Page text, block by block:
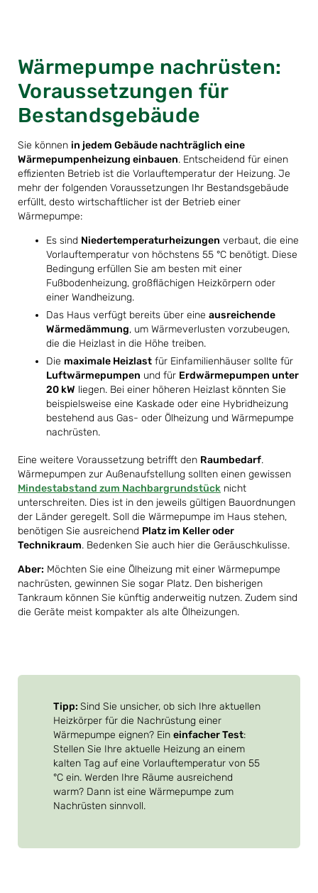
Wärmepumpe nachrüsten:
Voraussetzungen für
Bestandsgebäude
Sie können in jedem Gebäude nachträglich eine
Wärmepumpenheizung einbauen. Entscheidend für einen
effizienten Betrieb ist die Vorlauftemperatur der Heizung. Je
mehr der folgenden Voraussetzungen Ihr Bestandsgebäude
erfüllt, desto wirtschaftlicher ist der Betrieb einer
Wärmepumpe:
Es sind Niedertemperaturheizungen verbaut, die eine
Vorlauftemperatur von höchstens 55 °C benötigt. Diese
Bedingung erfüllen Sie am besten mit einer
Fußbodenheizung, großflächigen Heizkörpern oder
einer Wandheizung.
Das Haus verfügt bereits über eine ausreichende
Wärmedämmung, um Wärmeverlusten vorzubeugen,
die die Heizlast in die Höhe treiben.
Die maximale Heizlast für Einfamilienhäuser sollte für
Luftwärmepumpen und für Erdwärmepumpen unter
20 kW liegen. Bei einer höheren Heizlast könnten Sie
beispielsweise eine Kaskade oder eine Hybridheizung
bestehend aus Gas- oder Ölheizung und Wärmepumpe
nachrüsten.
Eine weitere Voraussetzung betrifft den Raumbedarf.
Wärmepumpen zur Außenaufstellung sollten einen gewissen
Mindestabstand zum Nachbargrundstück nicht
unterschreiten. Dies ist in den jeweils gültigen Bauordnungen
der Länder geregelt. Soll die Wärmepumpe im Haus stehen,
benötigen Sie ausreichend Platz im Keller oder
Technikraum. Bedenken Sie auch hier die Geräuschkulisse.
Aber: Möchten Sie eine Ölheizung mit einer Wärmepumpe
nachrüsten, gewinnen Sie sogar Platz. Den bisherigen
Tankraum können Sie künftig anderweitig nutzen. Zudem sind
die Geräte meist kompakter als alte Ölheizungen.
Tipp: Sind Sie unsicher, ob sich Ihre aktuellen
Heizkörper für die Nachrüstung einer
Wärmepumpe eignen? Ein einfacher Test:
Stellen Sie Ihre aktuelle Heizung an einem
kalten Tag auf eine Vorlauftemperatur von 55
°C ein. Werden Ihre Räume ausreichend
warm? Dann ist eine Wärmepumpe zum
Nachrüsten sinnvoll.